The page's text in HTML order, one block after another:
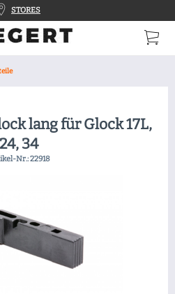
STORES
lang für Glock 17L,
24, 34
Nr.:22918